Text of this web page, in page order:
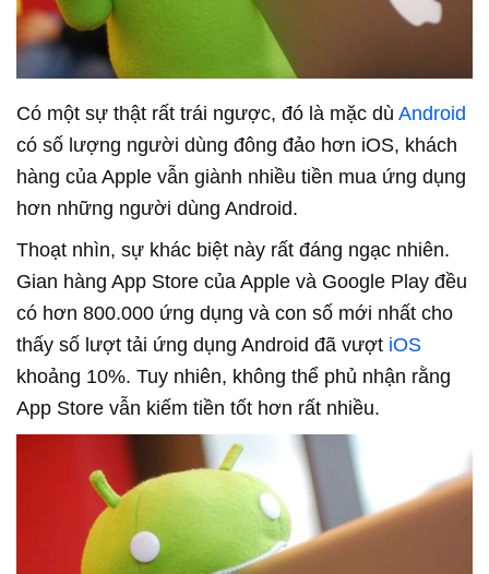
Có một sự thật rất trái ngược, đó là mặc dù Android
có số lượng người dùng đông đảo hơn iOS, khách
hàng của Apple vẫn giành nhiều tiền mua ứng dụng
hơn những người dùng Android.
Thoạt nhìn, sự khác biệt này rất đáng ngạc nhiên.
Gian hàng App Store của Apple và Google Play đều
có hơn 800.000 ứng dụng và con số mới nhất cho
thấy số lượt tải ứng dụng Android đã vượt iOS
khoảng 10%. Tuy nhiên, không thể phủ nhận rằng
App Store vẫn kiếm tiền tốt hơn rất nhiều.